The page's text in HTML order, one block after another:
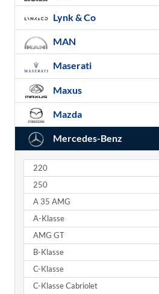
Lynk & Co
MAN
Maserati
Maxus
Mazda
Mercedes-Benz
220
250
A 35 AMG
A-Klasse
AMG GT
B-Klasse
C-Klasse
C-Klasse Cabriolet